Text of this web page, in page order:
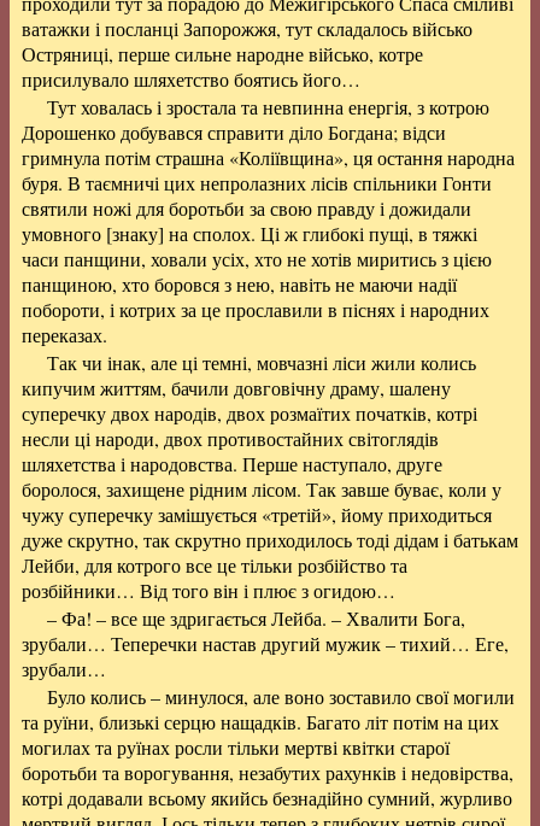
ватажки і посланці Запорожжя, тут складалось військо
Остряниці, перше сильне народне військо, котре
присилувало шляхетство боятись його…
Тут ховалась і зростала та невпинна енергія, з котрою
Дорошенко добувався справити діло Богдана; відси
гримнула потім страшна «Коліївщина», ця остання народна
буря. В таємничі цих непролазних лісів спільники Гонти
святили ножі для боротьби за свою правду і дожидали
умовного [знаку] на сполох. Ці ж глибокі пущі, в тяжкі
часи панщини, ховали усіх, хто не хотів миритись з цією
панщиною, хто боровся з нею, навіть не маючи надії
побороти, і котрих за це прославили в піснях і народних
переказах.
Так чи інак, але ці темні, мовчазні ліси жили колись
кипучим життям, бачили довговічну драму, шалену
суперечку двох народів, двох розмаїтих початків, котрі
несли ці народи, двох противостайних світоглядів
шляхетства і народовства. Перше наступало, друге
боролося, захищене рідним лісом. Так завше буває, коли у
чужу суперечку замішується «третій», йому приходиться
дуже скрутно, так скрутно приходилось тоді дідам і батькам
Лейби, для котрого все це тільки розбійство та
розбійники… Від того він і плює з огидою…
– Фа! – все ще здригається Лейба. – Хвалити Бога,
зрубали… Теперечки настав другий мужик – тихий… Еге,
зрубали…
Було колись – минулося, але воно зоставило свої могили
та руїни, близькі серцю нащадків. Багато літ потім на цих
могилах та руїнах росли тільки мертві квітки старої
боротьби та ворогування, незабутих рахунків і недовірства,
котрі додавали всьому якийсь безнадійно сумний, журливо